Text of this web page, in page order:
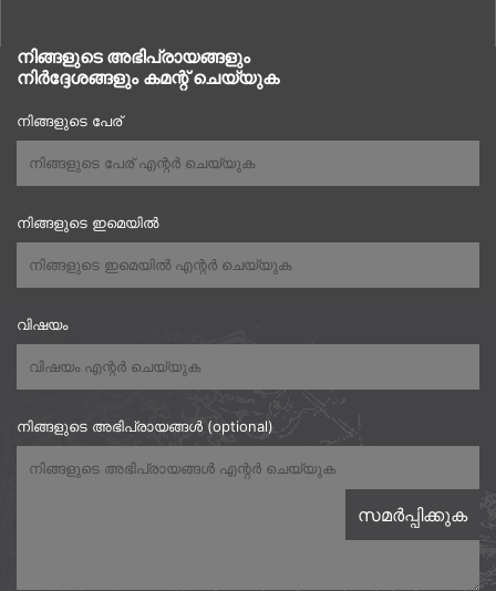
നിങ്ങളുടെ അഭിപ്രായങ്ങളും
നിർദ്ദേശങ്ങളും കമന്റ് ചെയ്യുക
നിങ്ങളുടെ പേര്
നിങ്ങളുടെ ഇമെയിൽ
വിഷയം
നിങ്ങളുടെ അഭിപ്രായങ്ങൾ (optional)